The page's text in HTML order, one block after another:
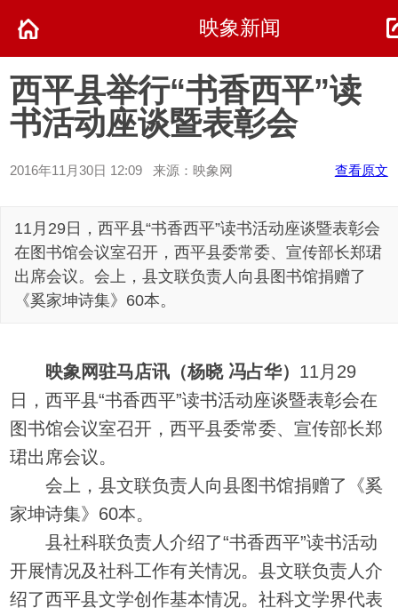
映象新闻
西平县举行“书香西平”读
书活动座谈暨表彰会
2016年11月30日 12:09 来源：映象网 查看原文
11月29日，西平县“书香西平”读书活动座谈暨表彰会
在图书馆会议室召开，西平县委常委、宣传部长郑珺
出席会议。会上，县文联负责人向县图书馆捐赠了
《奚家坤诗集》60本。
映象网驻马店讯（杨晓 冯占华） 11月29
日，西平县“书香西平”读书活动座谈暨表彰会在
图书馆会议室召开，西平县委常委、宣传部长郑
珺出席会议。
会上，县文联负责人向县图书馆捐赠了《奚
家坤诗集》60本。
县社科联负责人介绍了“书香西平”读书活动
开展情况及社科工作有关情况。县文联负责人介
绍了西平县文学创作基本情况。社科文学界代表